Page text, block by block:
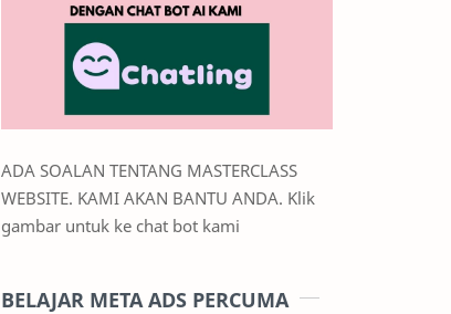
ADA SOALAN TENTANG MASTERCLASS
WEBSITE. KAMI AKAN BANTU ANDA. Klik
gambar untuk ke chat bot kami
BELAJAR META ADS PERCUMA